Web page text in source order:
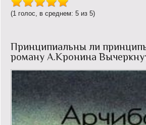
(1 голос, в среднем: 5 из 5)
Принципиальны ли
роману А.Кронина